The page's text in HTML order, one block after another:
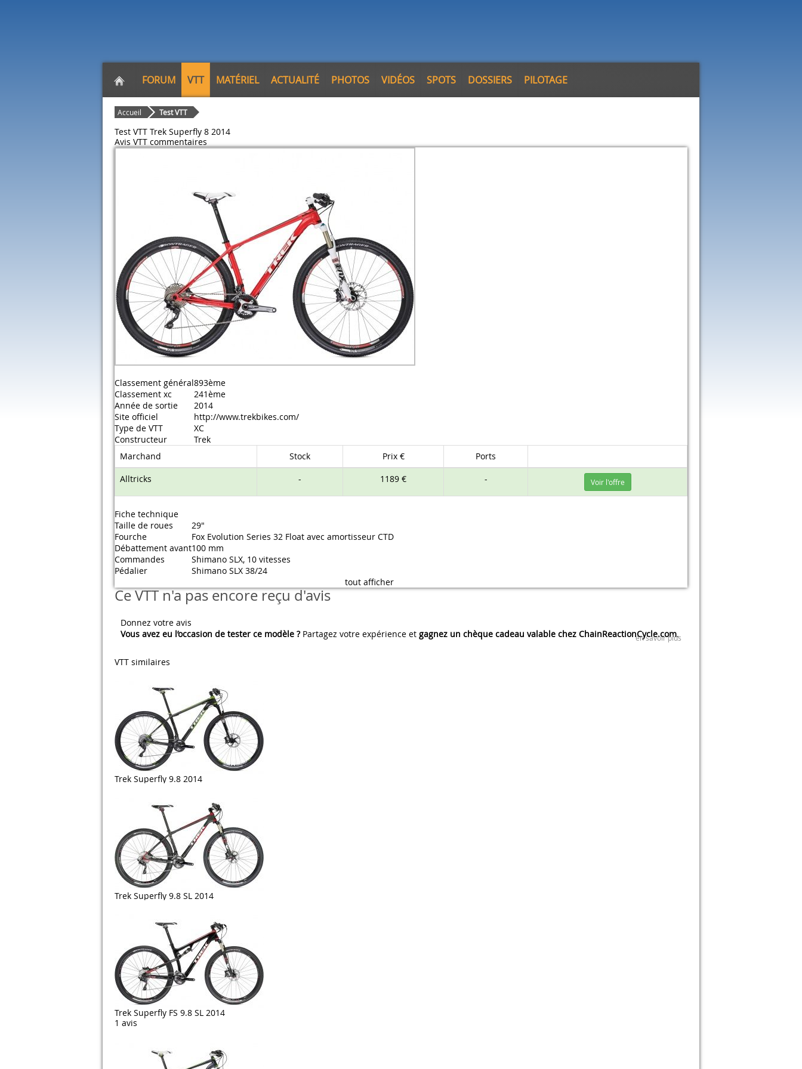
FORUM VTT MATÉRIEL ACTUALITÉ PHOTOS VIDÉOS SPOTS DOSSIERS PILOTAGE
Accueil Test VTT
Test VTT Trek Superfly 8 2014
Avis VTT commentaires
Classement général893ème
Classement xc
241ème
Année de sortie
2014
Site officiel
http://www.trekbikes.com/
Type de VTT
XC
Constructeur
Trek
Marchand
Stock Prix €
Ports
Alltricks
- 1189 € - Voir l'offre
Fiche technique
Taille de roues
29"
Fourche
Fox Evolution Series 32 Float avec amortisseur CTD
Débattement avant100 mm
Commandes
Shimano SLX, 10 vitesses
Pédalier
Shimano SLX 38/24
tout afficher
Ce VTT n'a pas encore reçu d'avis
Donnez votre avis
Vous avez eu l’occasion de tester ce modèle ?Partagez votre expérience et gagnez un chèque cadeau valable chez ChainReactionCycle.com.
en savoir plus
VTT similaires
Trek Superfly 9.8 2014
Trek Superfly 9.8 SL 2014
Trek Superfly FS 9.8 SL 2014
1 avis